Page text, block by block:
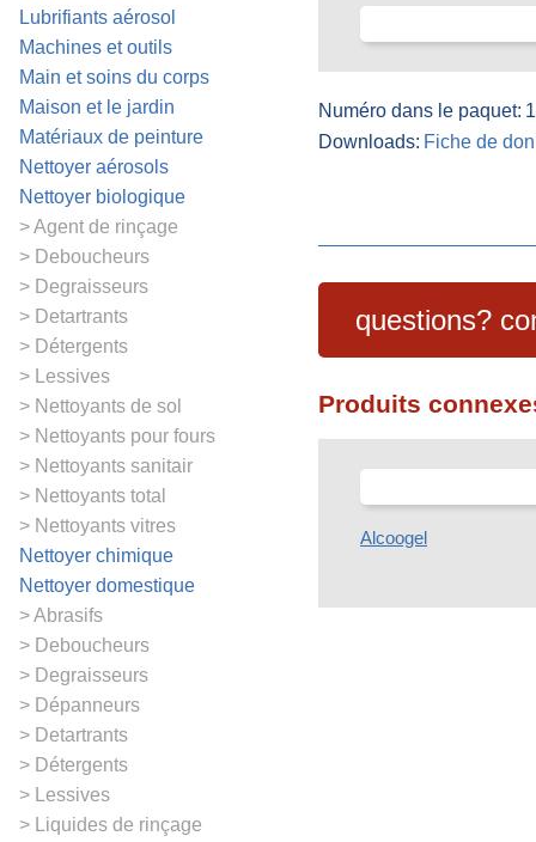
Numéro dans le paquet:
Downloads: Fiche de
questions?
Produits
Alcoogel
Lubrifiants aérosol
Machines et outils
Main et soins du corps
Maison et le jardin
Matériaux de peinture
Nettoyer aérosols
Nettoyer biologique
Agent de rinçage
Deboucheurs
Degraisseurs
Detartrants
Détergents
Lessives
Nettoyants de sol
Nettoyants pour fours
Nettoyants sanitair
Nettoyants total
Nettoyants vitres
Nettoyer chimique
Nettoyer domestique
Abrasifs
Deboucheurs
Degraisseurs
Dépanneurs
Detartrants
Détergents
Lessives
Liquides de rinçage